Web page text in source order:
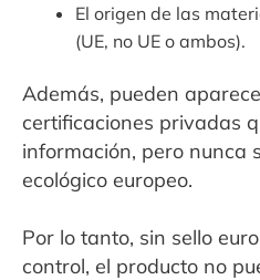
El origen de las
(UE, no UE o ambos).
Además, pueden
certificaciones privadas
información, pero nunca
ecológico europeo.
Por lo tanto, sin sello
control, el producto no